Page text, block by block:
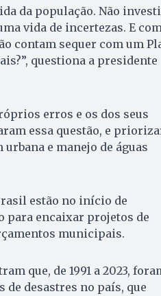
da população. Não
vida de incertezas. E
contam sequer com um
questiona a presidente
erros e os dos seus
essa questão, e
e manejo de águas
estão no início de
para encaixar projetos de
municipais.
que, de 1991 a 2023,
desastres no país, que